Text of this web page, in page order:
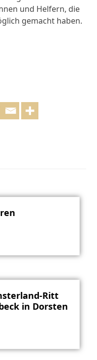
und Helfern, die
gemacht haben.
Ritt
in Dorsten